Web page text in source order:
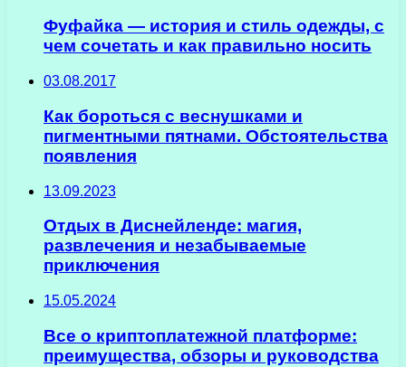
Фуфайка — история и стиль одежды, с
чем сочетать и как правильно носить
03.08.2017
Как бороться с веснушками и
пигментными пятнами. Обстоятельства
появления
13.09.2023
Отдых в Диснейленде: магия,
развлечения и незабываемые
приключения
15.05.2024
Все о криптоплатежной платформе:
преимущества, обзоры и руководства